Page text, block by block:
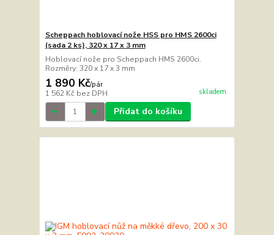
Scheppach hoblovací nože HSS pro HMS 2600ci
(sada 2 ks), 320 x 17 x 3 mm
Hoblovací nože pro Scheppach HMS 2600ci.
Rozměry: 320 x 17 x 3 mm
1 890 Kč/pár
1 562 Kč bez DPH skladem
Přidat do košíku